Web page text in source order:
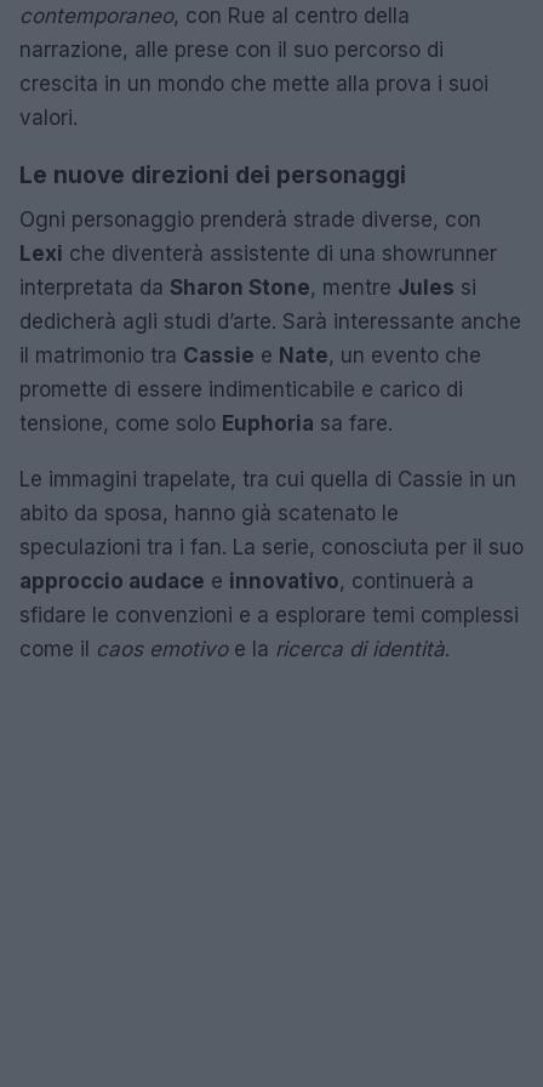
contemporaneo, con Rue al centro della
narrazione, alle prese con il suo percorso di
crescita in un mondo che mette alla prova i suoi
valori.
Le nuove direzioni dei personaggi
Ogni personaggio prenderà strade diverse, con
Lexi che diventerà assistente di una showrunner
interpretata da Sharon Stone, mentre Jules si
dedicherà agli studi d’arte. Sarà interessante anche
il matrimonio tra Cassie e Nate, un evento che
promette di essere indimenticabile e carico di
tensione, come solo Euphoria sa fare.
Le immagini trapelate, tra cui quella di Cassie in un
abito da sposa, hanno già scatenato le
speculazioni tra i fan. La serie, conosciuta per il suo
approccio audace e innovativo, continuerà a
sfidare le convenzioni e a esplorare temi complessi
come il caos emotivoe la ricerca di identità.